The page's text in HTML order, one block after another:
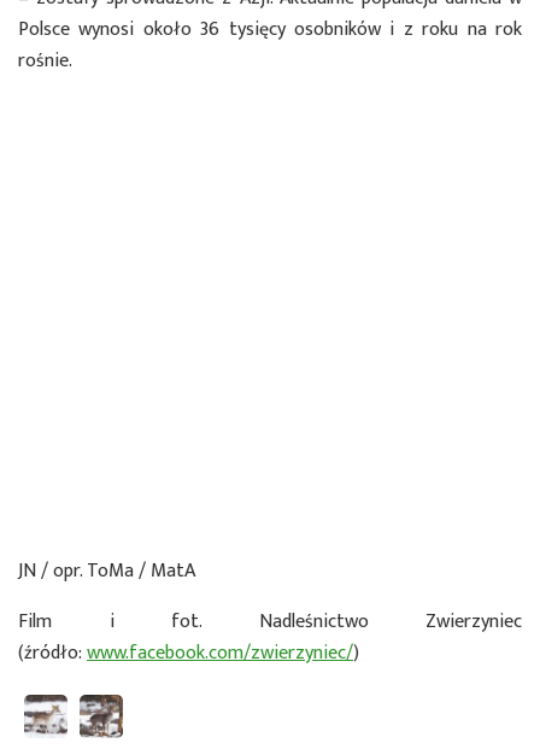
Polsce wynosi około 36 tysięcy osobników i z roku na rok
rośnie.
JN / opr. ToMa / MatA
Film i fot. Nadleśnictwo Zwierzyniec
(źródło:www.facebook.com/zwierzyniec/)